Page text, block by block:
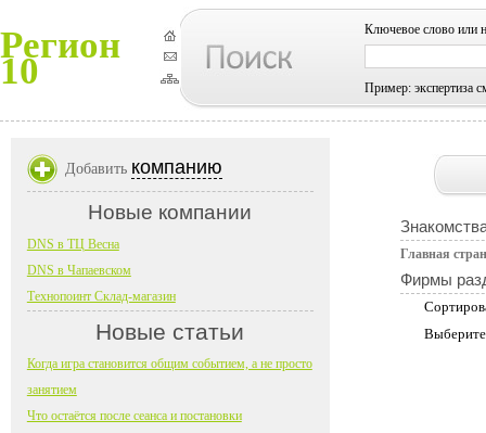
Регион
10
Ключевое слово или
Пример: экспертиза
Главная
Фирмы
Добавить компанию
Новые компании
DNS в ТЦ Весна
DNS в Чапаевском
Технопоинт Склад-магазин
Новые статьи
Когда игра становится общим событием, а не просто
занятием
Что остаётся после сеанса и постановки